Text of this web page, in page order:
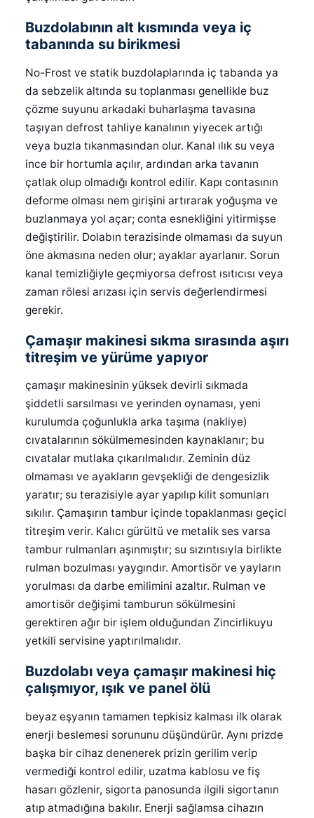
Buzdolabının alt kısmında veya iç
tabanında su birikmesi
No-Frost ve statik buzdolaplarında iç tabanda ya
da sebzelik altında su toplanması genellikle buz
çözme suyunu arkadaki buharlaşma tavasına
taşıyan defrost tahliye kanalının yiyecek artığı
veya buzla tıkanmasından olur. Kanal ılık su veya
ince bir hortumla açılır, ardından arka tavanın
çatlak olup olmadığı kontrol edilir. Kapı contasının
deforme olması nem girişini artırarak yoğuşma ve
buzlanmaya yol açar; conta esnekliğini yitirmişse
değiştirilir. Dolabın terazisinde olmaması da suyun
öne akmasına neden olur; ayaklar ayarlanır. Sorun
kanal temizliğiyle geçmiyorsa defrost ısıtıcısı veya
zaman rölesi arızası için servis değerlendirmesi
gerekir.
Çamaşır makinesi sıkma sırasında aşırı
titreşim ve yürüme yapıyor
çamaşır makinesinin yüksek devirli sıkmada
şiddetli sarsılması ve yerinden oynaması, yeni
kurulumda çoğunlukla arka taşıma (nakliye)
cıvatalarının sökülmemesinden kaynaklanır; bu
cıvatalar mutlaka çıkarılmalıdır. Zeminin düz
olmaması ve ayakların gevşekliği de dengesizlik
yaratır; su terazisiyle ayar yapılıp kilit somunları
sıkılır. Çamaşırın tambur içinde topaklanması geçici
titreşim verir. Kalıcı gürültü ve metalik ses varsa
tambur rulmanları aşınmıştır; su sızıntısıyla birlikte
rulman bozulması yaygındır. Amortisör ve yayların
yorulması da darbe emilimini azaltır. Rulman ve
amortisör değişimi tamburun sökülmesini
gerektiren ağır bir işlem olduğundan Zincirlikuyu
yetkili servisine yaptırılmalıdır.
Buzdolabı veya çamaşır makinesi hiç
çalışmıyor, ışık ve panel ölü
beyaz eşyanın tamamen tepkisiz kalması ilk olarak
enerji beslemesi sorununu düşündürür. Aynı prizde
başka bir cihaz denenerek prizin gerilim verip
vermediği kontrol edilir, uzatma kablosu ve fiş
hasarı gözlenir, sigorta panosunda ilgili sigortanın
atıp atmadığına bakılır. Enerji sağlamsa cihazın